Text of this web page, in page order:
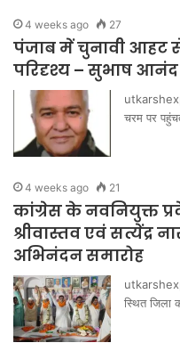
4 weeks ago 27
पंजाब में चुनावी आहट
परिदृश्य – सुभाष आनंद
चरम पर
4 weeks ago 21
कांग्रेस के नवनियुक्त
श्रीवास्तव एवं सत्येंद्र
अभिनंदन समारोह
स्थित जिला